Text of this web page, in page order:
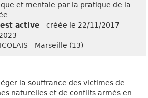
et mentale par la pratique de la
active - créée le 22/11/2017 -
- Marseille (13)
la souffrance des victimes de
naturelles et de conflits armés en